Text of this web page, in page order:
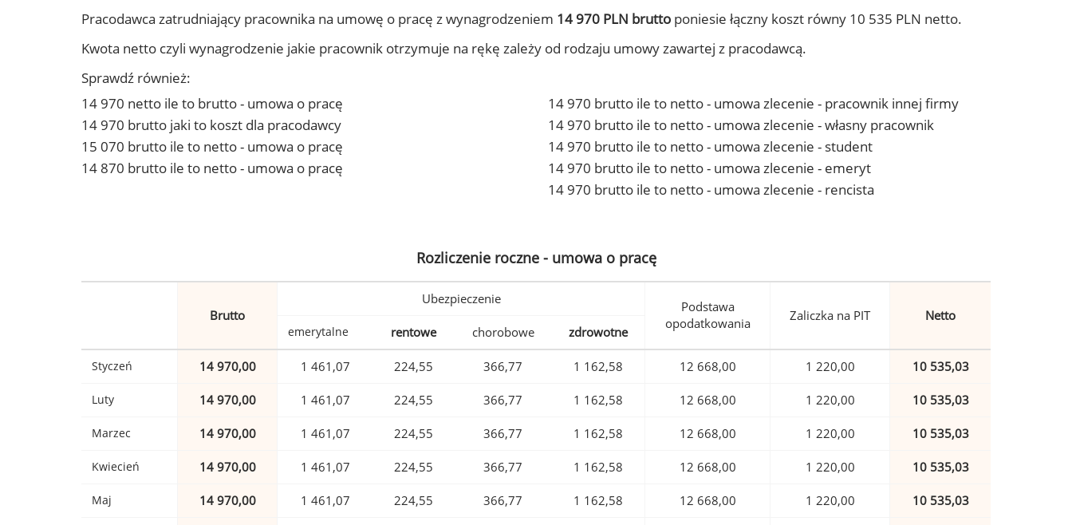
Pracodawca zatrudniający pracownika na umowę o pracę z wynagrodzeniem 14 970 PLN brutto poniesie łączny koszt równy 10 535 PLN netto.
Kwota netto czyli wynagrodzenie jakie pracownik otrzymuje na rękę zależy od rodzaju umowy zawartej z pracodawcą.
Sprawdź również:
14 970 netto ile to brutto - umowa o pracę
14 970 brutto jaki to koszt dla pracodawcy
15 070 brutto ile to netto - umowa o pracę
14 870 brutto ile to netto - umowa o pracę
14 970 brutto ile to netto - umowa zlecenie - pracownik innej firmy
14 970 brutto ile to netto - umowa zlecenie - własny pracownik
14 970 brutto ile to netto - umowa zlecenie - student
14 970 brutto ile to netto - umowa zlecenie - emeryt
14 970 brutto ile to netto - umowa zlecenie - rencista
Rozliczenie roczne - umowa o pracę
Brutto
Ubezpieczenie
Podstawa
opodatkowania
Zaliczka na PIT Netto
emerytalne rentowe chorobowe zdrowotne
Styczeń 14 970,00 1 461,07 224,55 366,77 1 162,58 12 668,00 1 220,00 10 535,03
Luty 14 970,00 1 461,07 224,55 366,77 1 162,58 12 668,00 1 220,00 10 535,03
Marzec 14 970,00 1 461,07 224,55 366,77 1 162,58 12 668,00 1 220,00 10 535,03
Kwiecień 14 970,00 1 461,07 224,55 366,77 1 162,58 12 668,00 1 220,00 10 535,03
Maj 14 970,00 1 461,07 224,55 366,77 1 162,58 12 668,00 1 220,00 10 535,03